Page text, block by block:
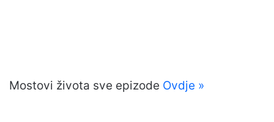
Mostovi života sve epizode Ovdje »